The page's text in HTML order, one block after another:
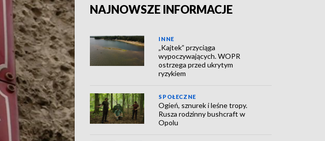
NAJNOWSZE INFORMACJE
INNE
„Kajtek” przyciąga
wypoczywających. WOPR
ostrzega przed ukrytym
ryzykiem
SPOŁECZNE
Ogień, sznurek i leśne tropy.
Rusza rodzinny bushcraft w
Opolu